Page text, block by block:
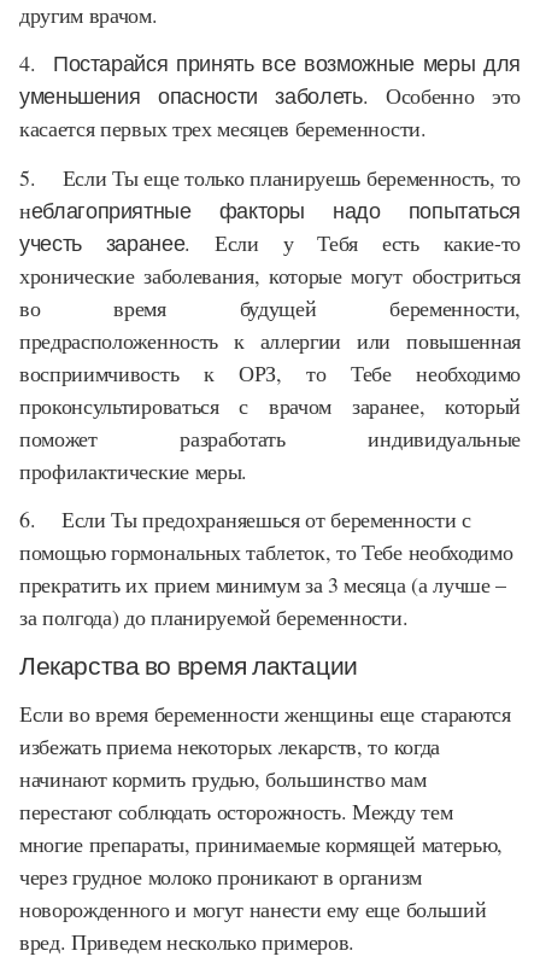
другим врачом.
4.
Постарайся принять все возможные меры для
уменьшения опасности заболеть. Особенно это
касается первых трех месяцев беременности.
5. Если Ты еще только планируешь беременность, то
неблагоприятные факторы надо попытаться
учесть заранее. Если у Тебя есть какие-то
хронические заболевания, которые могут обостриться
во время будущей беременности,
предрасположенность к аллергии или повышенная
восприимчивость к ОРЗ, то Тебе необходимо
проконсультироваться с врачом заранее, который
поможет разработать индивидуальные
профилактические меры.
6.
Если Ты предохраняешься от беременности с
помощью гормональных таблеток, то Тебе необходимо
прекратить их прием минимум за 3 месяца (а лучше –
за полгода) до планируемой беременности.
Лекарства во время лактации
Если во время беременности женщины еще стараются
избежать приема некоторых лекарств, то когда
начинают кормить грудью, большинство мам
перестают соблюдать осторожность. Между тем
многие препараты, принимаемые кормящей матерью,
через грудное молоко проникают в организм
новорожденного и могут нанести ему еще больший
вред. Приведем несколько примеров.